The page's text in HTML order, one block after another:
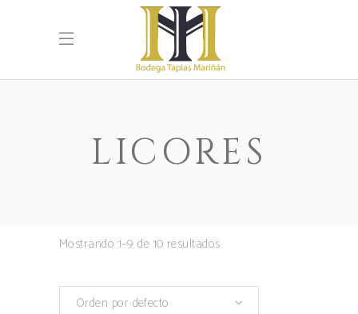
LICORES
Mostrando 1–9 de 10 resultados
Orden por defecto